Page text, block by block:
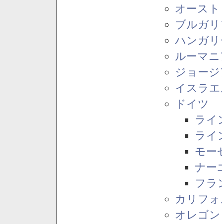
オース
ブルガ
ハンガ
ルーマ
ジョー
イスラ
ドイツ
ライ
ライ
モー
ナー
フラ
カリフ
オレゴ